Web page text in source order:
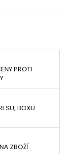
PROTI
BOXU
ZBOŽÍ